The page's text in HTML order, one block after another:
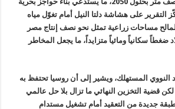
التقرير على هشاشة دلتا النيل أمام تغوّل مياه
مساحات زراعية تمثل نحو نصف إنتاج مصر
ضغطاً سكانياً ومائياً متزايداً، ما يجعل المخاطر
النووي المستهلك، ويشير إلى أن روسيا تحتفظ به
لكن قضية التخزين النهائي ما تزال بلا حل عالمي
جديدة من التعقيد أمام تشغيل مستدام